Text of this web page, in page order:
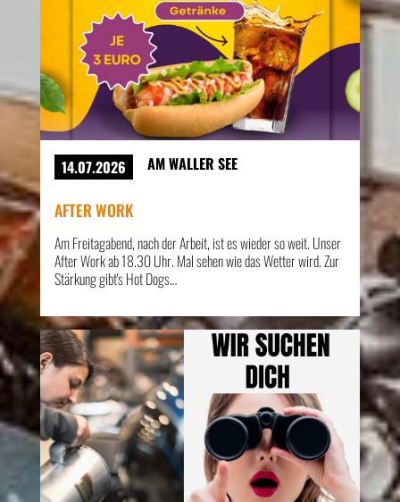
14.07.2026 AM WALLER SEE
AFTER WORK
Am Freitagabend, nach der Arbeit, ist es wieder so weit. Unser
After Work ab 18.30 Uhr. Mal sehen wie das Wetter wird. Zur
Stärkung gibt's Hot Dogs…